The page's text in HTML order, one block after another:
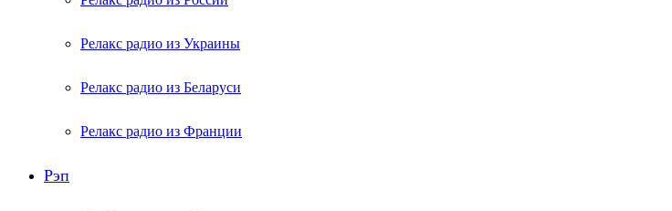
Релакс радио из Украины
Релакс радио из Беларуси
Релакс радио из Франции
Рэп